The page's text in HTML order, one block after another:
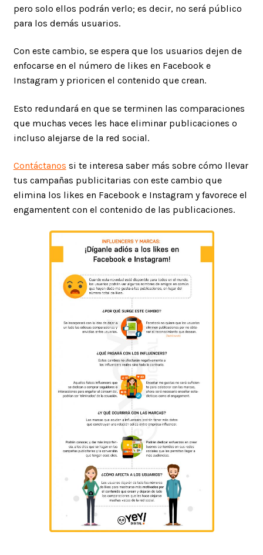
pero solo ellos podrán verlo; es decir, no será público
para los demás usuarios.
Con este cambio, se espera que los usuarios dejen de
enfocarse en el número de likes en Facebook e
Instagram y prioricen el contenido que crean.
Esto redundará en que se terminen las comparaciones
que muchas veces les hace eliminar publicaciones o
incluso alejarse de la red social.
Contáctanos si te interesa saber más sobre cómo llevar
tus campañas publicitarias con este cambio que
elimina los likes en Facebook e Instagram y favorece el
engamentent con el contenido de las publicaciones.